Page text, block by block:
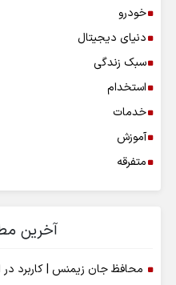
خودرو
دنیای دیجیتال
سبک زندگی
استخدام
خدمات
آموزش
متفرقه
آخرین
محافظ جان زیمنس | کاربرد در